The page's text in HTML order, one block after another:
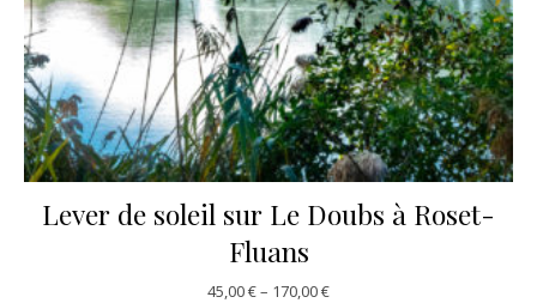
Lever de soleil sur Le Doubs à Roset-
Fluans
45,00€– 170,00€